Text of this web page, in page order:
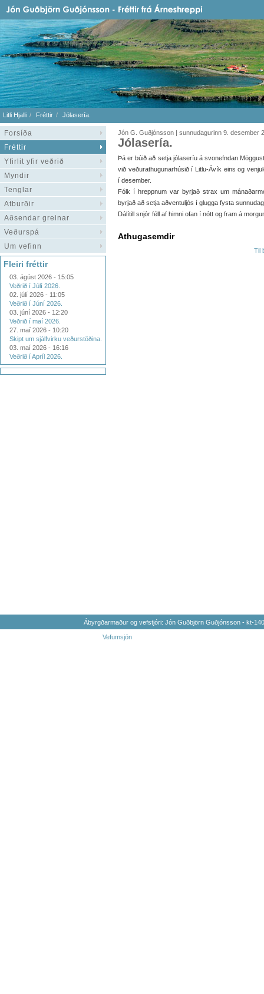
Litli Hjalli Fréttir Jólasería.
Forsíða
Fréttir
Yfirlit yfir veðrið
Myndir
Tenglar
Atburðir
Aðsendar greinar
Veðurspá
Um vefinn
Fleiri fréttir
03. ágúst 2026 - 15:05
Veðrið í Júlí 2026.
02. júlí 2026 - 11:05
Veðrið í Júní 2026.
03. júní 2026 - 12:20
Veðrið í maí 2026.
27. maí 2026 - 10:20
Skipt um sjálfvirku veðurstöðina.
03. maí 2026 - 16:16
Veðrið í Apríl 2026.
Jón G. Guðjónsson | sunnudagurinn 9. desember
Jólasería.
Þá er búið að setja jólaseríu á svonefndan
við veðurathugunarhúsið í Litlu-Ávík eins og
í desember.
Fólk í hreppnum var byrjað strax um
byrjað að setja aðventuljós í glugga fysta
Dálítill snjór féll af himni ofan í nótt og fram á
Athugasemdir
Til
Ábyrgðarmaður og vefstjóri: Jón Guðbjörn Guðjónsson - kt-
Vefumsjón